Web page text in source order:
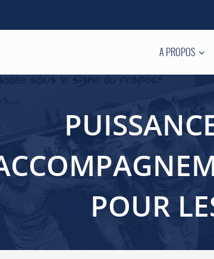
A PROPOS
POUR